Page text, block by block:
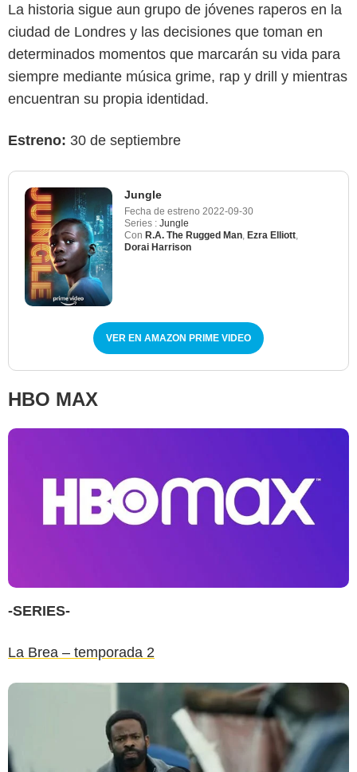
La historia sigue aun grupo de jóvenes raperos en la
ciudad de Londres y las decisiones que toman en
determinados momentos que marcarán su vida para
siempre mediante música grime, rap y drill y mientras
encuentran su propia identidad.
Estreno: 30 de septiembre
Jungle
Fecha de estreno 2022-09-30
Series : Jungle
Con R.A. The Rugged Man Ezra Elliott
Dorai Harrison
VER EN AMAZON PRIME VIDEO
HBO MAX
-SERIES-
La Brea – temporada 2